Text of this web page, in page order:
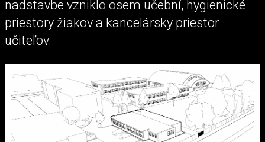
nadstavbe vzniklo osem učební, hygienické
priestory žiakov a kancelársky priestor
učiteľov.